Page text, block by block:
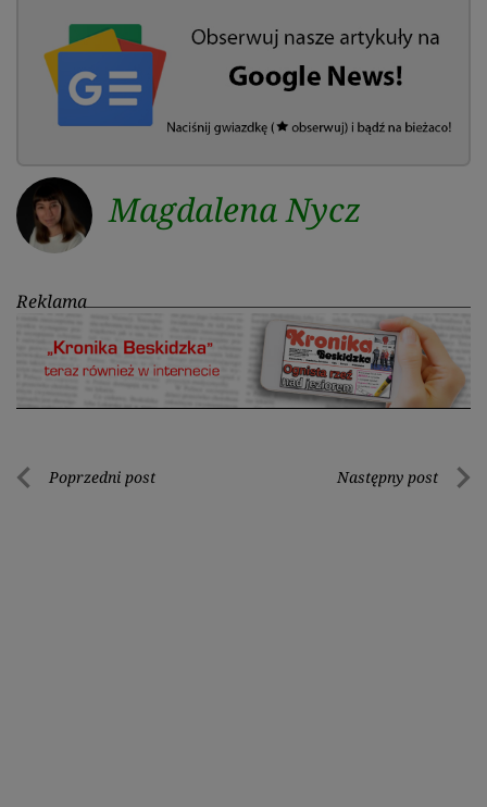
Magdalena Nycz
Reklama
Nawigacja
Poprzedni post Następny post